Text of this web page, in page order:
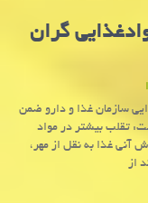
گران
سازمان غذا و دارو ضمن
تقلب بیشتر در مواد
غذا به نقل از مهر،
از